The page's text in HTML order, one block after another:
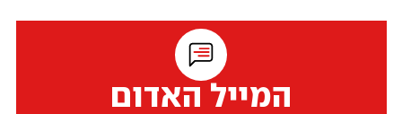
המייל האדום